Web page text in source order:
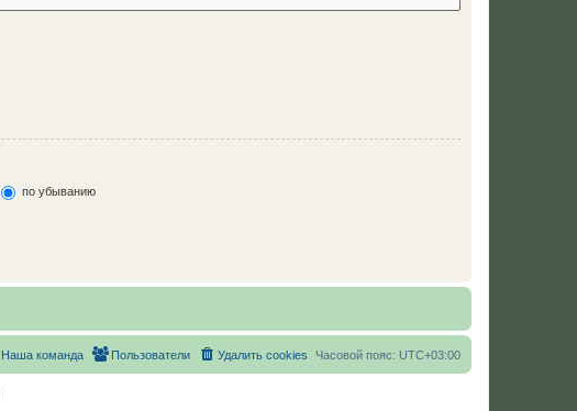
по убыванию
Часовой пояс: UTC+03:00
Удалить cookies
Пользователи
Наша команда